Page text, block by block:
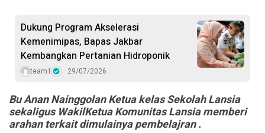
Dukung Program Akselerasi
Kemenimipas, Bapas Jakbar
Kembangkan Pertanian Hidroponik
team1 29/07/2026
Bu Anan Nainggolan Ketua kelas Sekolah Lansia
sekaligus WakilKetua Komunitas Lansia memberi
arahan terkait dimulainya pembelajran .